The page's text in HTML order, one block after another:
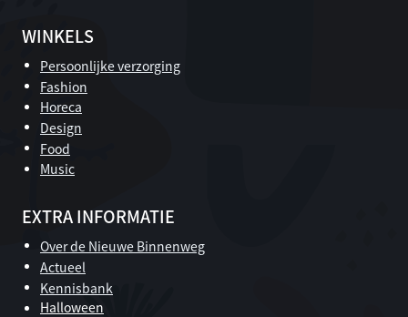
WINKELS
Persoonlijke verzorging
Fashion
Horeca
Design
Food
Music
EXTRA INFORMATIE
Over de Nieuwe Binnenweg
Actueel
Kennisbank
Halloween